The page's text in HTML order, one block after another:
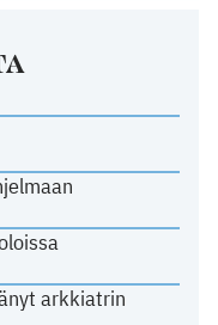
arkkiatrin